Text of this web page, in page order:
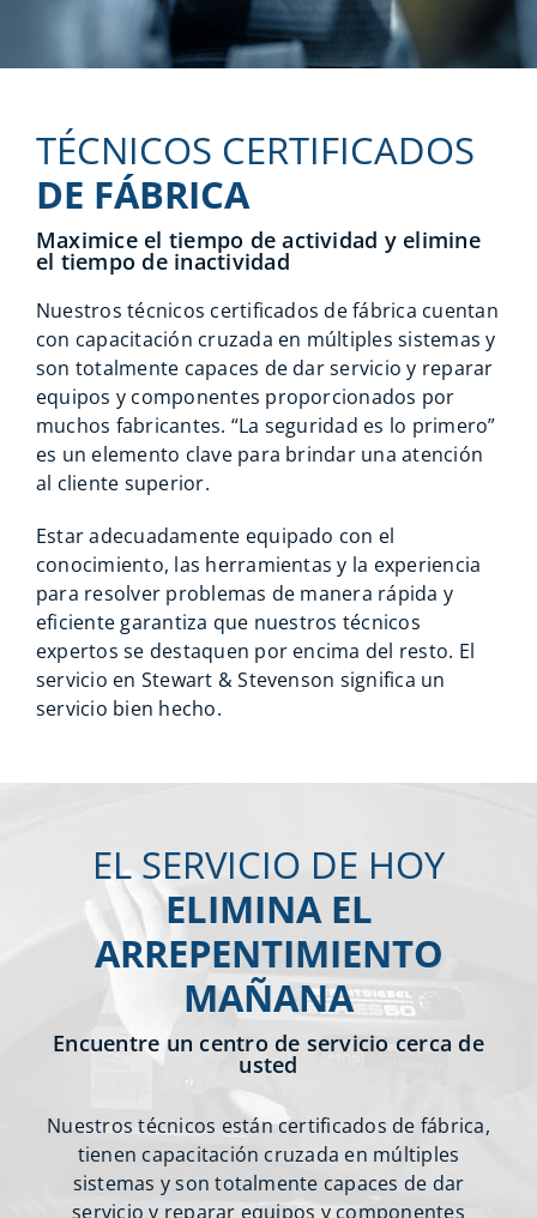
TÉCNICOS CERTIFICADOS
DE FÁBRICA
Maximice el tiempo de actividad y elimine
el tiempo de inactividad
Nuestros técnicos certificados de fábrica cuentan
con capacitación cruzada en múltiples sistemas y
son totalmente capaces de dar servicio y reparar
equipos y componentes proporcionados por
muchos fabricantes. “La seguridad es lo primero”
es un elemento clave para brindar una atención
al cliente superior.
Estar adecuadamente equipado con el
conocimiento, las herramientas y la experiencia
para resolver problemas de manera rápida y
eficiente garantiza que nuestros técnicos
expertos se destaquen por encima del resto. El
servicio en Stewart & Stevenson significa un
servicio bien hecho.
EL SERVICIO DE HOY
ELIMINA EL
ARREPENTIMIENTO
MAÑANA
Encuentre un centro de servicio cerca de
usted
Nuestros técnicos están certificados de fábrica,
tienen capacitación cruzada en múltiples
sistemas y son totalmente capaces de dar
servicio y reparar equipos y componentes